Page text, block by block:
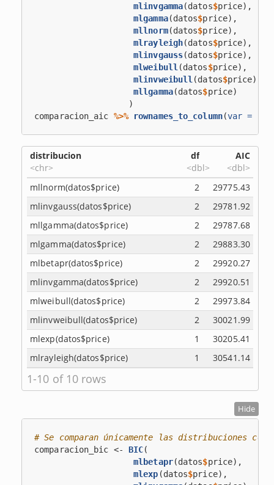
mlinvgamma(datos$price),
mlgamma(datos$price),
mllnorm(datos$price),
mlrayleigh(datos$price),
mlinvgauss(datos$price),
mlweibull(datos$price),
mlinvweibull(datos$price),
mllgamma(datos$price)
                   )
comparacion_aic %>% rownames_to_column(var =
distribucion
<chr>
df
<dbl>
AIC
<dbl>
mllnorm(datos$price)
2
29775.43
mlinvgauss(datos$price)
2
29781.92
mllgamma(datos$price)
2
29787.68
mlgamma(datos$price)
2
29883.30
mlbetapr(datos$price)
2
29920.27
mlinvgamma(datos$price)
2
29920.51
mlweibull(datos$price)
2
29973.84
mlinvweibull(datos$price)
2
30021.99
mlexp(datos$price)
1
30205.41
mlrayleigh(datos$price)
1 30541.14
1-10 of 10 rows
Hide
# Se comparan únicamente las distribuciones
comparacion_bic <-
BIC(
mlbetapr(datos$price),
mlexp (datos$price),